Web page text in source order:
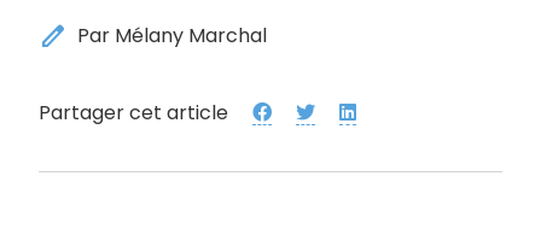
edit Par Mélany Marchal
Partager cet article